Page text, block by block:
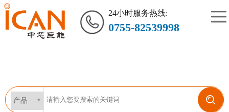
24小时服务热线:
0755-82539998